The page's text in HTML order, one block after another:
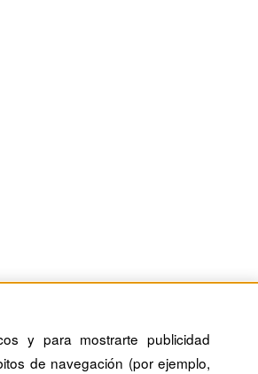
y para mostrarte publicidad
de navegación (por ejemplo,